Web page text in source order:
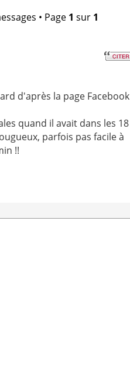
• Page 1 sur 1
d'après la page Facebook
quand il avait dans les 18
parfois pas facile à
!!